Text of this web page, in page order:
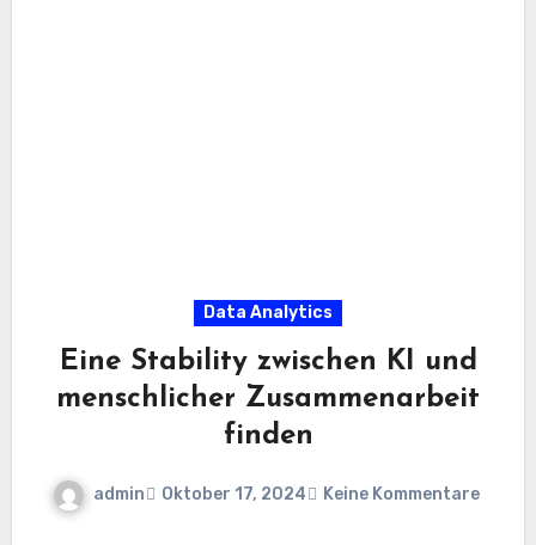
Data Analytics
Eine Stability zwischen KI und
menschlicher Zusammenarbeit
finden
admin Oktober 17, 2024 Keine Kommentare